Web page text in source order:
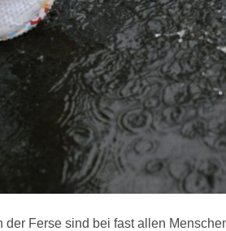
Ferse sind bei fast allen